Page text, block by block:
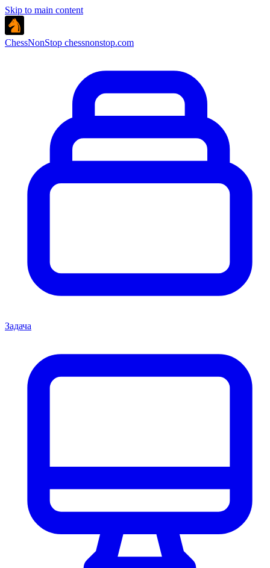
Skip to main content
ChessNonStop chessnonstop.com
Задача